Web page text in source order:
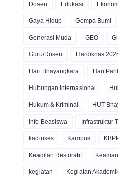
Dosen Edukasi
Gaya Hidup Gempa Bumi
Generasi Muda GEO
Guru/Dosen Hardiknas
Hari Bhayangkara Hari
Hubungan Internasional
Hukum & Kriminal HUT
Info Beasiswa Infrastruktur
kadinkes Kampus
Keadilan Restoratif
kegiatan Kegiatan